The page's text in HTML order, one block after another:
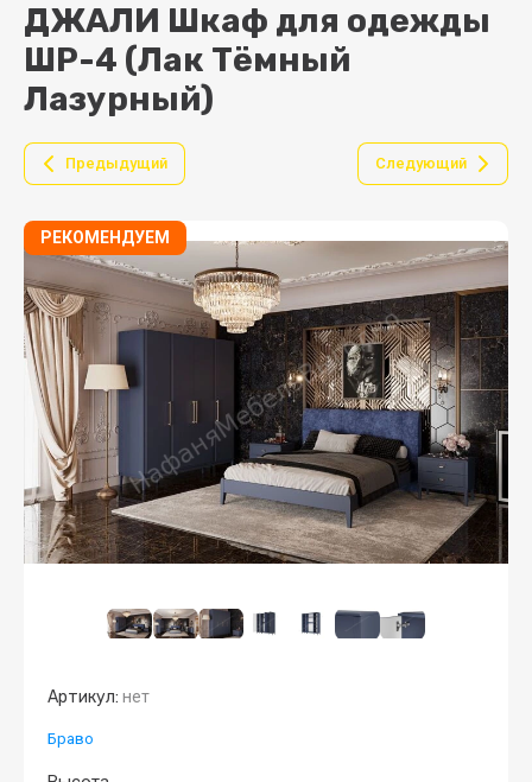
ДЖАЛИ Шкаф для одежды
ШР-4 (Лак Тёмный
Лазурный)
Предыдущий Следующий
РЕКОМЕНДУЕМ
Артикул: нет
Браво